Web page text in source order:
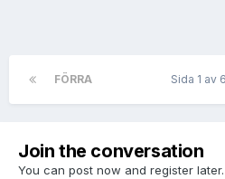
FÖRRA Sida 1 av 6
Join the conversation
You can post now and register